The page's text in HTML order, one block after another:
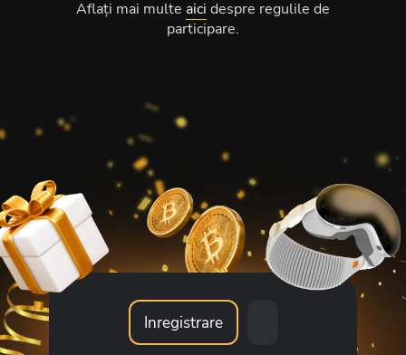
Aflați mai multe aici despre regulile de
participare.
Inregistrare